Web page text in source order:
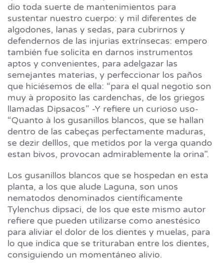
dio toda suerte de mantenimientos para
sustentar nuestro cuerpo: y mil diferentes de
algodones, lanas y sedas, para cubrirnos y
defendernos de las injurias extrínsecas: empero
también fue solicita en darnos instrumentos
aptos y convenientes, para adelgazar las
semejantes materias, y perfeccionar los paños
que hiciésemos de ella: “para el qual negotio son
muy à proposito las cardenchas, de los griegos
llamadas Dipsacos” -Y refiere un curioso uso-
“Quanto à los gusanillos blancos, que se hallan
dentro de las cabeças perfectamente maduras,
se dezir delllos, que metidos por la verga quando
estan bivos, provocan admirablemente la orina".
Los gusanillos blancos que se hospedan en esta
planta, a los que alude Laguna, son unos
nematodos denominados científicamente
Tylenchus dipsaci, de los que este mismo autor
refiere que pueden utilizarse como anestésico
para aliviar el dolor de los dientes y muelas, para
lo que indica que se trituraban entre los dientes,
consiguiendo un momentáneo alivio.